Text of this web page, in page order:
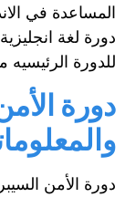
للدورة
دورة
دورة الأمن